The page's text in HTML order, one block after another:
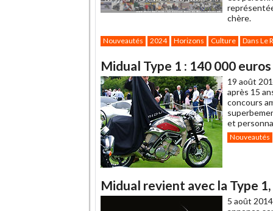
chère.
Nouveautés 2024 Horizons Culture Dans Le
Midual Type 1 : 140 000
19 août
après 15
concours
et
Nouveautés
Midual revient avec la Type
5 août